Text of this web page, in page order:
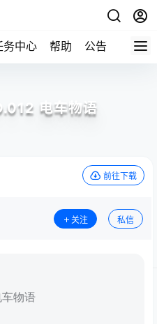
务中心 帮助 公告 APP下
电车物语
前往下载
关注 私信
车物语